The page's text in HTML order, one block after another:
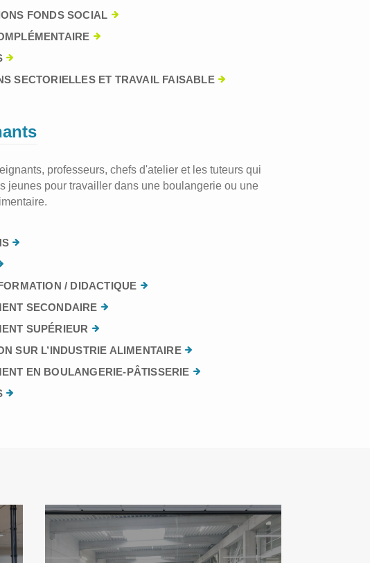
FONDS SOCIAL
SECTORIELLES ET TRAVAIL FAISABLE
professeurs, chefs d'atelier et les tuteurs qui
jeunes pour travailler dans une boulangerie ou une
/ DIDACTIQUE
SECONDAIRE
SUPÉRIEUR
SUR L’INDUSTRIE ALIMENTAIRE
EN BOULANGERIE-PÂTISSERIE